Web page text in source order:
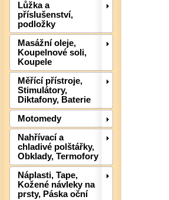
Lůžka a
příslušenství,
podložky
Masážní oleje,
Koupelnové soli,
Koupele
Měřící přístroje,
Stimulátory,
Diktafony, Baterie
Motomedy
Nahřívací a
chladivé polštářky,
Obklady, Termofory
Náplasti, Tape,
Kožené návleky na
prsty, Páska oční